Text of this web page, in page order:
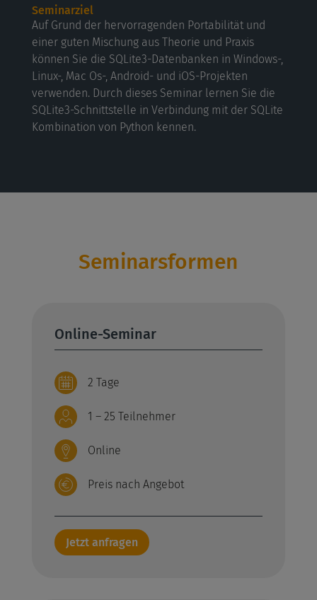
Seminarziel
Auf Grund der hervorragenden Portabilität und
einer guten Mischung aus Theorie und Praxis
können Sie die SQLite3-Datenbanken in Windows-,
Linux-, Mac Os-, Android- und iOS-Projekten
verwenden. Durch dieses Seminar lernen Sie die
SQLite3-Schnittstelle in Verbindung mit der SQLite
Kombination von Python kennen.
Seminarsformen
Online-Seminar
2 Tage
1 – 25 Teilnehmer
Online
Preis nach Angebot
Jetzt anfragen